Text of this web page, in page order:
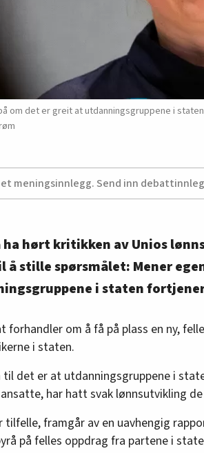
om det er greit at utdanningsgruppene i
meningsinnlegg. Send inn
ha hørt kritikken av Unios
å stille spørsmålet: Mener
i staten
forhandler om å få på plass en ny,
i staten.
til det er at utdanningsgruppene i
har hatt svak lønnsutvikling
tilfelle, framgår av en uavhengig
på felles oppdrag fra partene i